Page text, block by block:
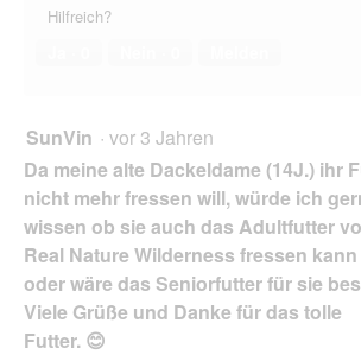
Hilfreich?
SunVin · vor 3 Jahren
Da meine alte Dackeldame (14J.) ihr
nicht mehr fressen will, würde ich
wissen ob sie auch das Adultfutter
Real Nature Wilderness fressen kann
oder wäre das Seniorfutter für sie
Viele Grüße und Danke für das tolle
Futter. 😊